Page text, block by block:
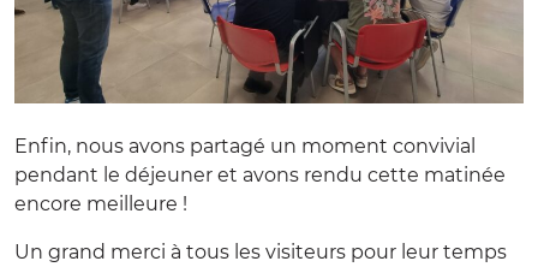
Enfin, nous avons partagé un moment convivial
pendant le déjeuner et avons rendu cette matinée
encore meilleure !
Un grand merci à tous les visiteurs pour leur temps